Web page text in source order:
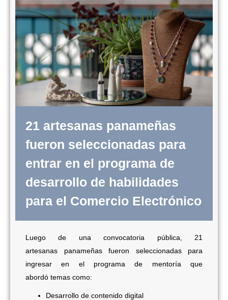
21 artesanas panameñas
fueron seleccionadas para
entrar en el programa de
desarrollo de habilidades
para el Comercio Electrónico
Luego de una convocatoria pública, 21
artesanas panameñas fueron seleccionadas para
ingresar en el programa de mentoría que
abordó temas como:
Desarrollo de contenido digital